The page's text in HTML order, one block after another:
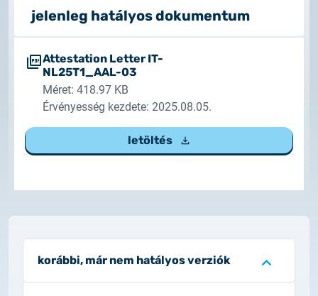
2026.03.27.
Fontos tájékoztató – Certum tanúsítványok
2026.03.20.
Tájékoztatás algoritmusváltásról
2026.03.06.
Ügyfélkommunikáció
Tájékoztatás tanúsítványigénylésről
2025.05.05.
Teszt tanúsítványok elérhetősége
jelenleg hatályos dokumentum
Attestation Letter IT-
NL25T1_AAL-03
Méret: 418.97 KB
Érvényesség kezdete: 2025.08.05.
letöltés
korábbi, már nem hatályos verziók